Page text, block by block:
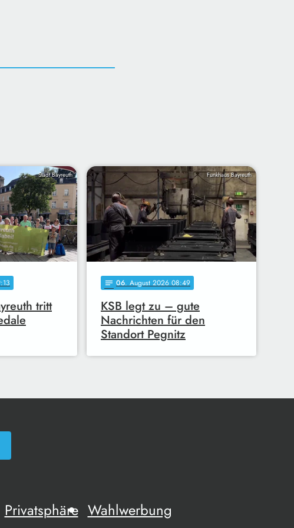
Stadt Bayreuth
tritt
Funkhaus Bayreuth
notes 06. August 2026 08:49
KSB legt zu – gute
Nachrichten für den
Standort Pegnitz
Privatsphäre Wahlwerbung